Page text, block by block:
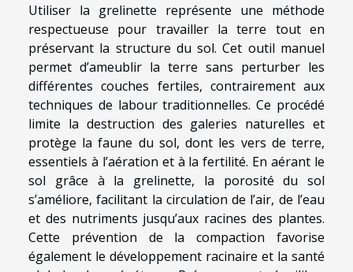
Utiliser la grelinette représente une méthode
respectueuse pour travailler la terre tout en
préservant la structure du sol. Cet outil manuel
permet d’ameublir la terre sans perturber les
différentes couches fertiles, contrairement aux
techniques de labour traditionnelles. Ce procédé
limite la destruction des galeries naturelles et
protège la faune du sol, dont les vers de terre,
essentiels à l’aération et à la fertilité. En aérant le
sol grâce à la grelinette, la porosité du sol
s’améliore, facilitant la circulation de l’air, de l’eau
et des nutriments jusqu’aux racines des plantes.
Cette prévention de la compaction favorise
également le développement racinaire et la santé